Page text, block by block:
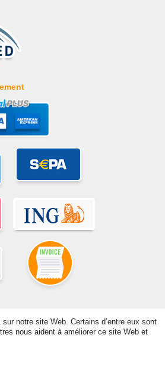
réservés. -Tous droits réservés – Les
s’appliquent aux livraisons en France !
notre site Web. Certains d’entre eux sont
nous aident à améliorer ce site Web et